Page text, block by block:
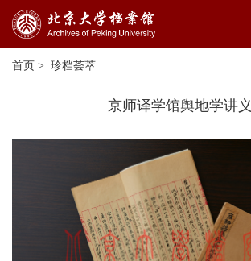
首页 > 珍档荟萃
京师译学馆舆地学讲义